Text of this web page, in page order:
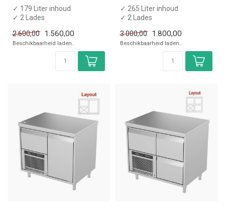
✓ 179 Liter inhoud
✓ 2 Lades
✓ Statisch geventileerd
✓ Br...
2.600,00 1.560,00
Beschikbaarheid laden..
✓ 265 Liter inhoud
✓ 2 Lades
✓ Statisch geventileerd
✓ Br...
3.000,00 1.800,00
Beschikbaarheid laden..